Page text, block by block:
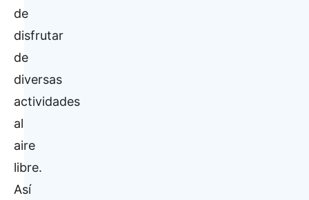
de
disfrutar
de
diversas
actividades
al
aire
libre.
Así